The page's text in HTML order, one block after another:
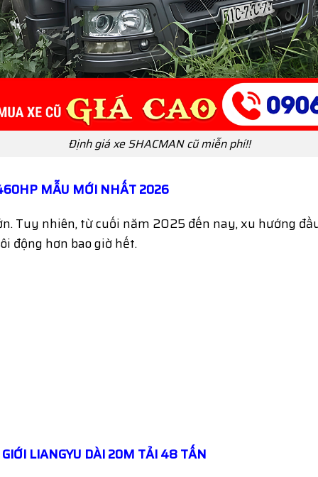
Định giá xe SHACMAN cũ miễn phí!!
MẪU MỚI NHẤT 2026
Tuy nhiên, từ cuối năm 2025 đến nay, xu hướng
động hơn bao giờ hết.
LIANGYU DÀI 20M TẢI 48 TẤN